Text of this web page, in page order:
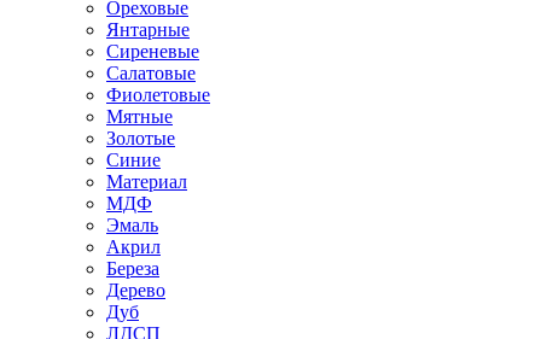
Ореховые
Янтарные
Сиреневые
Салатовые
Фиолетовые
Мятные
Золотые
Синие
Материал
МДФ
Эмаль
Акрил
Береза
Дерево
Дуб
ЛДСП